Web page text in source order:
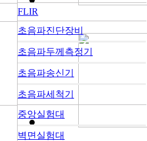
FLIR
초음파진단장비
초음파두께측정기
초음파송신기
초음파세척기
중앙실험대
벽면실험대